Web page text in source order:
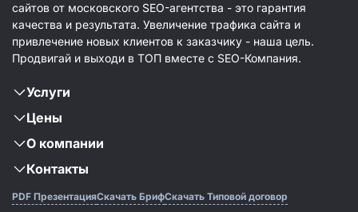
сайтов от московского SEO-агентства - это гарантия
качества и результата. Увеличение трафика сайта и
привлечение новых клиентов к заказчику - наша цель.
Продвигай и выходи в ТОП вместе с SEO-Компания.
Услуги
Цены
О компании
Контакты
PDF ПрезентацияСкачать БрифСкачать Типовой договор